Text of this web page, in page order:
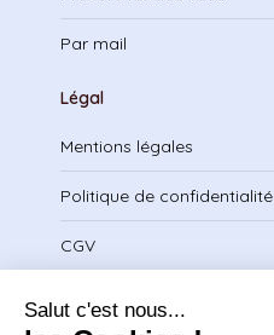
Par mail
Légal
Mentions légales
Politique de confidentialité
CGV